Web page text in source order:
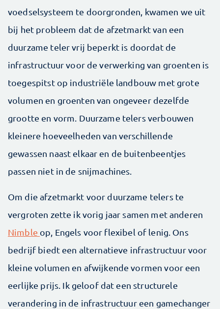
voedselsysteem te doorgronden, kwamen we uit
bij het probleem dat de afzetmarkt van een
duurzame teler vrij beperkt is doordat de
infrastructuur voor de verwerking van groenten is
toegespitst op industriële landbouw met grote
volumen en groenten van ongeveer dezelfde
grootte en vorm. Duurzame telers verbouwen
kleinere hoeveelheden van verschillende
gewassen naast elkaar en de buitenbeentjes
passen niet in de snijmachines.
Om die afzetmarkt voor duurzame telers te
vergroten zette ik vorig jaar samen met anderen
Nimble op, Engels voor flexibel of lenig. Ons
bedrijf biedt een alternatieve infrastructuur voor
kleine volumen en afwijkende vormen voor een
eerlijke prijs. Ik geloof dat een structurele
verandering in de infrastructuur een gamechanger